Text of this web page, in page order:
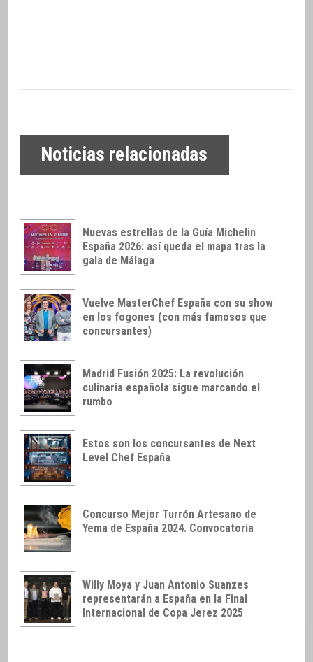
Noticias relacionadas
Nuevas estrellas de la Guía Michelin
España 2026: así queda el mapa tras la
gala de Málaga
Vuelve MasterChef España con su show
en los fogones (con más famosos que
concursantes)
Madrid Fusión 2025: La revolución
culinaria española sigue marcando el
rumbo
Estos son los concursantes de Next
Level Chef España
Concurso Mejor Turrón Artesano de
Yema de España 2024. Convocatoria
Willy Moya y Juan Antonio Suanzes
representarán a España en la Final
Internacional de Copa Jerez 2025